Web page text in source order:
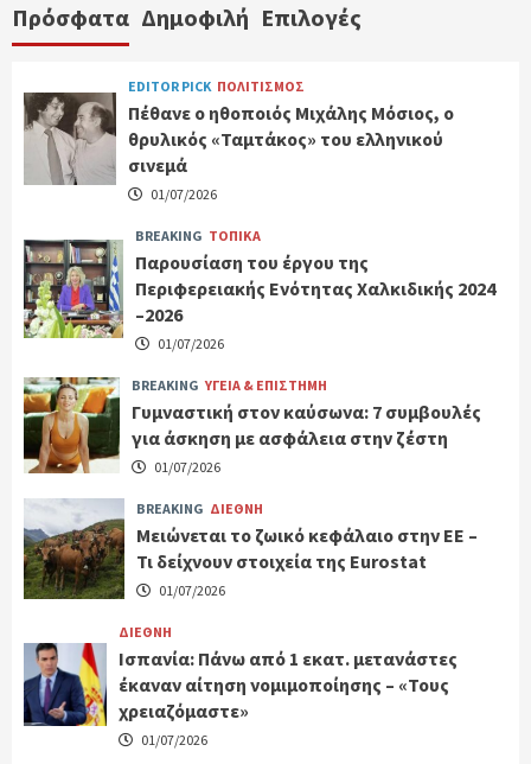
Πρόσφατα Δημοφιλή Επιλογές
EDITOR PICK ΠΟΛΙΤΙΣΜΟΣ
Πέθανε ο ηθοποιός Μιχάλης Μόσιος, ο
θρυλικός «Ταμτάκος» του ελληνικού
σινεμά
01/07/2026
BREAKING ΤΟΠΙΚΑ
Παρουσίαση του έργου της
Περιφερειακής Ενότητας Χαλκιδικής 2024
–2026
01/07/2026
BREAKING ΥΓΕΙΑ & ΕΠΙΣΤΗΜΗ
Γυμναστική στον καύσωνα: 7 συμβουλές
για άσκηση με ασφάλεια στην ζέστη
01/07/2026
BREAKING ΔΙΕΘΝΗ
Μειώνεται το ζωικό κεφάλαιο στην ΕΕ –
Τι δείχνουν στοιχεία της Eurostat
01/07/2026
ΔΙΕΘΝΗ
Ισπανία: Πάνω από 1 εκατ. μετανάστες
έκαναν αίτηση νομιμοποίησης – «Τους
χρειαζόμαστε»
01/07/2026